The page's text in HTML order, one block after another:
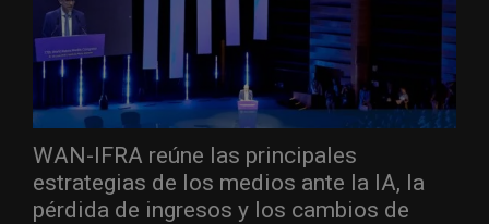
WAN-IFRA reúne las principales
estrategias de los medios ante la IA, la
pérdida de ingresos y los cambios de